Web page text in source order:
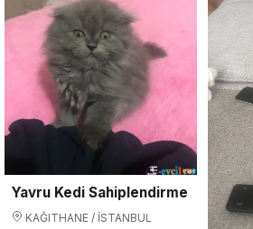
Yavru Kedi Sahiplendirme
KAĞITHANE / İSTANBUL